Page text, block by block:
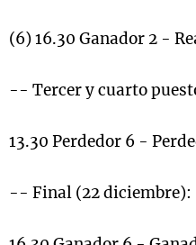
(6) 16.30 Ganador 2 -
-- Tercer y cuarto
13.30 Perdedor 6 -
-- Final (22 diciembre):